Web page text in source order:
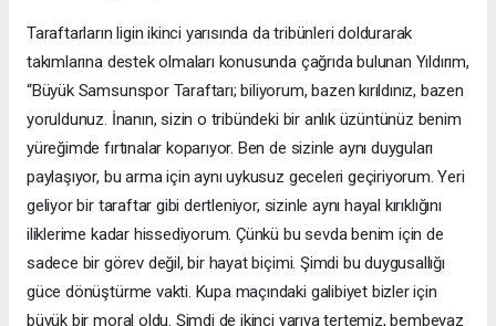
Taraftarların ligin ikinci yarısında da tribünleri doldurarak
takımlarına destek olmaları konusunda çağrıda bulunan Yıldırım,
“Büyük Samsunspor Taraftarı; biliyorum, bazen kırıldınız, bazen
yoruldunuz. İnanın, sizin o tribündeki bir anlık üzüntünüz benim
yüreğimde fırtınalar koparıyor. Ben de sizinle aynı duyguları
paylaşıyor, bu arma için aynı uykusuz geceleri geçiriyorum. Yeri
geliyor bir taraftar gibi dertleniyor, sizinle aynı hayal kırıklığını
iliklerime kadar hissediyorum. Çünkü bu sevda benim için de
sadece bir görev değil, bir hayat biçimi. Şimdi bu duygusallığı
güce dönüştürme vakti. Kupa maçındaki galibiyet bizler için
büyük bir moral oldu. Şimdi de ikinci yarıya tertemiz, bembeyaz